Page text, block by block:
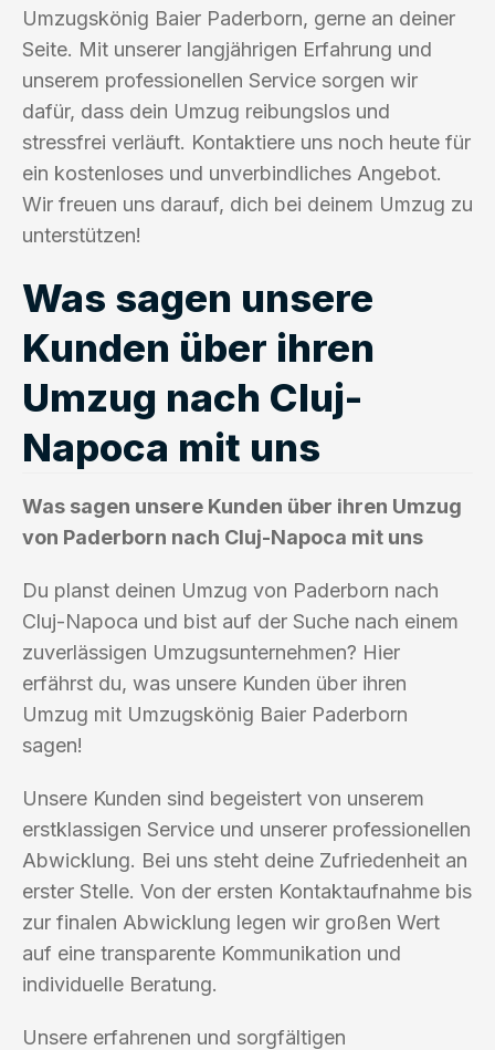
Umzugskönig Baier Paderborn, gerne an deiner
Seite. Mit unserer langjährigen Erfahrung und
unserem professionellen Service sorgen wir
dafür, dass dein Umzug reibungslos und
stressfrei verläuft. Kontaktiere uns noch heute für
ein kostenloses und unverbindliches Angebot.
Wir freuen uns darauf, dich bei deinem Umzug zu
unterstützen!
Was sagen unsere
Kunden über ihren
Umzug nach Cluj-
Napoca mit uns
Was sagen unsere Kunden über ihren Umzug
von Paderborn nach Cluj-Napoca mit uns
Du planst deinen Umzug von Paderborn nach
Cluj-Napoca und bist auf der Suche nach einem
zuverlässigen Umzugsunternehmen? Hier
erfährst du, was unsere Kunden über ihren
Umzug mit Umzugskönig Baier Paderborn
sagen!
Unsere Kunden sind begeistert von unserem
erstklassigen Service und unserer professionellen
Abwicklung. Bei uns steht deine Zufriedenheit an
erster Stelle. Von der ersten Kontaktaufnahme bis
zur finalen Abwicklung legen wir großen Wert
auf eine transparente Kommunikation und
individuelle Beratung.
Unsere erfahrenen und sorgfältigen